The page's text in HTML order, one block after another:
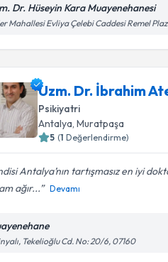
Dr. Hüseyin Kara Muayenehanesi
Mahallesi Evliya Çelebi Caddesi Remel
Uzm. Dr. İbrahim
Psikiyatri
Antalya , Muratpaşa
5 (1 Değerlendirme)
Antalya’nın tartışmasız en iyi
ağır...
Devamı
Tekelioğlu Cd. No: 20/6, 07160